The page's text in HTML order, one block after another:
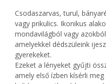
Csodaszarvas, turul,
vagy prikulics. Ikonikus
mondavilágból vagy
amelyekkel dédszüleink
gyerekeket.
Ezeket a lényeket gyűjti
amely első ízben kísérli